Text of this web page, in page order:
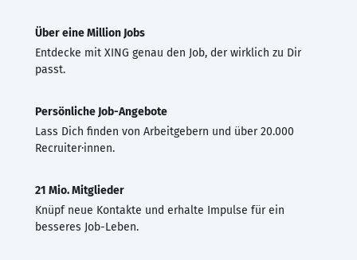
Über eine Million Jobs
Entdecke mit XING genau den Job, der wirklich zu Dir
passt.
Persönliche Job-Angebote
Lass Dich finden von Arbeitgebern und über 20.000
Recruiter·innen.
21 Mio. Mitglieder
Knüpf neue Kontakte und erhalte Impulse für ein
besseres Job-Leben.